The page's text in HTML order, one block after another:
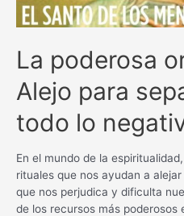
La poderosa
Alejo para
todo lo
En el mundo de la
rituales que nos ayudan a
que nos perjudica y dificulta
de los recursos más poderosos